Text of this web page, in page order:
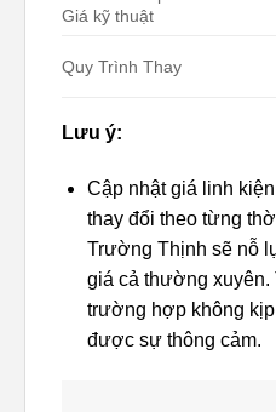
Giá kỹ thuật
Quy Trình Thay
Lưu ý:
Cập nhật giá linh
thay đổi theo từng
Trường Thịnh sẽ nỗ
giá cả thường xuyên.
trường hợp không
được sự thông cảm.